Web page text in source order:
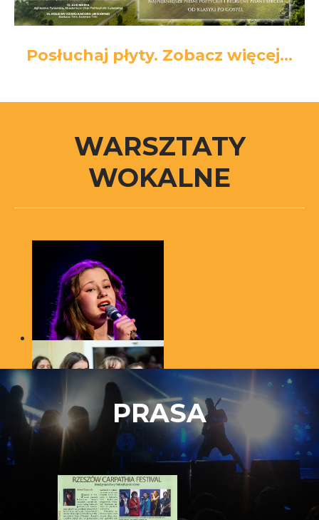
Posłuchaj płyty. Zobacz więcej...
WARSZTATY
WOKALNE
PRASA